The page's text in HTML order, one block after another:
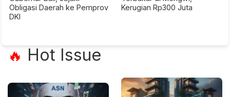
Obligasi Daerah ke Pemprov
DKI
Kerugian Rp300 Juta
🔥 Hot Issue